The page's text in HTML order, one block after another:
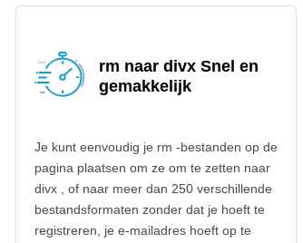
rm naar divx Snel en
gemakkelijk
Je kunt eenvoudig je rm -bestanden op de
pagina plaatsen om ze om te zetten naar
divx , of naar meer dan 250 verschillende
bestandsformaten zonder dat je hoeft te
registreren, je e-mailadres hoeft op te